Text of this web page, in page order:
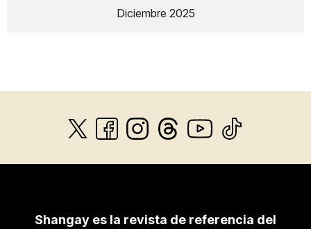
Diciembre 2025
Shangay es la revista de referencia del